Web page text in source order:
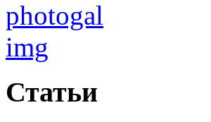
Статьи